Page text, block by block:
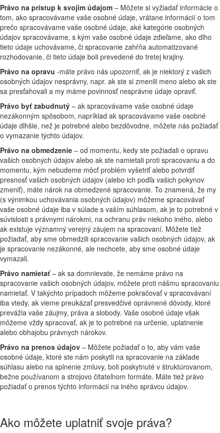
Právo na prístup k svojim údajom – Môžete si vyžiadať informácie o
tom, ako spracovávame vaše osobné údaje, vrátane informácií o tom
prečo spracovávame vaše osobné údaje, aké kategórie osobných
údajov spracovávame, s kým vaše osobné údaje zdieľame, ako dlho
tieto údaje uchovávame, či spracovanie zahŕňa automatizované
rozhodovanie, či tieto údaje boli prevedené do tretej krajiny.
Právo na opravu -máte právo nás upozorniť, ak je niektorý z vašich
osobných údajov nesprávny, napr. ak ste si zmenili meno alebo ak ste
sa presťahovali a my máme povinnosť nesprávne údaje opraviť.
Právo byť zabudnutý – ak spracovávame vaše osobné údaje
nezákonným spôsobom, napríklad ak spracovávame vaše osobné
údaje dlhšie, než je potrebné alebo bezdôvodne, môžete nás požiadať
o vymazanie týchto údajov.
Právo na obmedzenie – od momentu, kedy ste požiadali o opravu
vašich osobných údajov alebo ak ste namietali proti spracovaniu a do
momentu, kým nebudeme môcť problém vyšetriť alebo potvrdiť
presnosť vašich osobných údajov (alebo ich podľa vašich pokynov
zmeniť), máte nárok na obmedzené spracovanie. To znamená, že my
(s výnimkou uchovávania osobných údajov) môžeme spracovávať
vaše osobné údaje iba v súlade s vaším súhlasom, ak je to potrebné v
súvislosti s právnymi nárokmi, na ochranu práv niekoho iného, alebo
ak existuje významný verejný záujem na spracovaní. Môžete tiež
požiadať, aby sme obmedzili spracovanie vašich osobných údajov, ak
je spracovanie nezákonné, ale nechcete, aby sme osobné údaje
vymazali.
Právo namietať– ak sa domnievate, že nemáme právo na
spracovanie vašich osobných údajov, môžete proti nášmu spracovaniu
namietať. V takýchto prípadoch môžeme pokračovať v spracovávaní
iba vtedy, ak vieme preukázať presvedčivé oprávnené dôvody, ktoré
prevážia vaše záujmy, práva a slobody. Vaše osobné údaje však
môžeme vždy spracovať, ak je to potrebné na určenie, uplatnenie
alebo obhajobu právnych nárokov.
Právo na prenos údajov – Môžete požiadať o to, aby vám vaše
osobné údaje, ktoré ste nám poskytli na spracovanie na základe
súhlasu alebo na splnenie zmluvy, boli poskytnuté v štruktúrovanom,
bežne používanom a strojovo čitateľnom formáte. Máte tiež právo
požiadať o prenos týchto informácií na iného správcu údajov.
Ako môžete uplatniť svoje práva?